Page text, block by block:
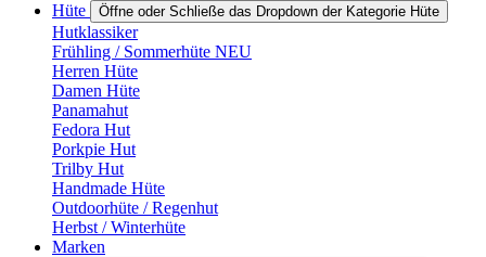
Hüte
Öffne oder Schließe das Dropdown der Kategorie Hüte
Hutklassiker
Frühling / Sommerhüte NEU
Herren Hüte
Damen Hüte
Panamahut
Fedora Hut
Porkpie Hut
Trilby Hut
Handmade Hüte
Outdoorhüte / Regenhut
Herbst / Winterhüte
Marken